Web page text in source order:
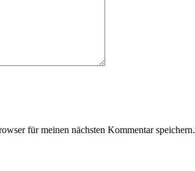
für meinen nächsten Kommentar speichern.